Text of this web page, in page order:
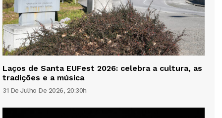
Laços de Santa EUFest 2026: celebra a cultura, as
tradições e a música
31 De Julho De 2026, 20:30h